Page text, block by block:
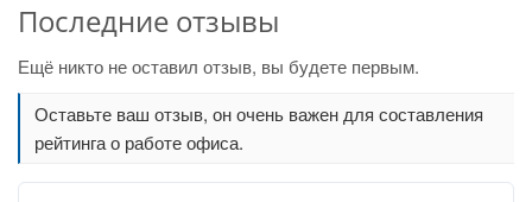
Последние отзывы
Ещё никто не оставил отзыв, вы будете первым.
Оставьте ваш отзыв, он очень важен для составления
рейтинга о работе офиса.